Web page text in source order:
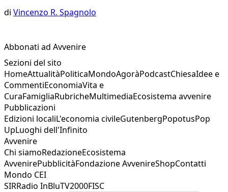
di Vincenzo R. Spagnolo
Abbonati ad Avvenire
Sezioni del sito
HomeAttualitàPoliticaMondoAgoràPodcastChiesaIdee e
CommentiEconomiaVita e
CuraFamigliaRubricheMultimediaEcosistema avvenire
Pubblicazioni
Edizioni localiL'economia civileGutenbergPopotusPop
UpLuoghi dell'Infinito
Avvenire
Chi siamoRedazioneEcosistema
AvvenirePubblicitàFondazione AvvenireShopContatti
Mondo CEI
SIRRadio InBluTV2000FISC